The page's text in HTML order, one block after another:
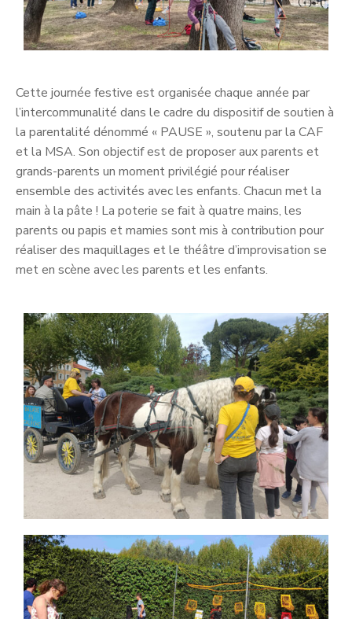
Cette journée festive est organisée chaque année par
l’intercommunalité dans le cadre du dispositif de soutien à
la parentalité dénommé « PAUSE », soutenu par la CAF
et la MSA. Son objectif est de proposer aux parents et
grands-parents un moment privilégié pour réaliser
ensemble des activités avec les enfants. Chacun met la
main à la pâte ! La poterie se fait à quatre mains, les
parents ou papis et mamies sont mis à contribution pour
réaliser des maquillages et le théâtre d’improvisation se
met en scène avec les parents et les enfants.